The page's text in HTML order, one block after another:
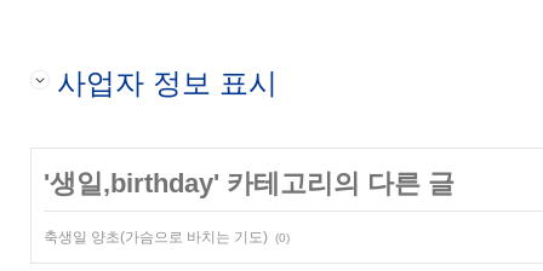
사업자 정보 표시
'생일,birthday' 카테고리의 다른 글
축생일 양초(가슴으로 바치는 기도) (0)